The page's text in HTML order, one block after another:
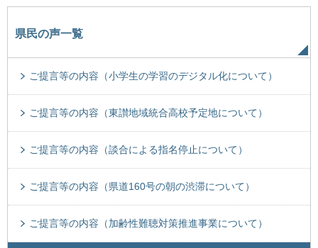
県民の声一覧
ご提言等の内容（小学生の学習のデジタル化について）
ご提言等の内容（東讃地域統合高校予定地について）
ご提言等の内容（談合による指名停止について）
ご提言等の内容（県道160号の朝の渋滞について）
ご提言等の内容（加齢性難聴対策推進事業について）